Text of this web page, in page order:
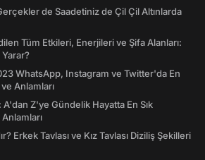
de Saadetiniz de Çil Çil Altınlarda
Tüm Etkileri, Enerjileri ve Şifa Alanları:
WhatsApp, Instagram ve Twitter'da En
Anlamları
Z'ye Gündelik Hayatta En Sık
Erkek Tavlası ve Kız Tavlası Diziliş Şekilleri